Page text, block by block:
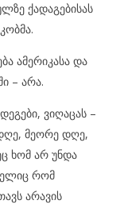
ქადაგებისას
ამერიკასა და
– არა.
ვიღაცას –
მეორე დღე,
ხომ არ უნდა
რომ
არავის